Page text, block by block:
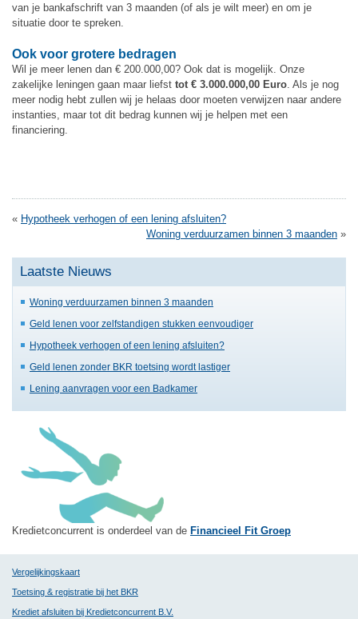
van je bankafschrift van 3 maanden (of als je wilt meer) en om je
situatie door te spreken.
Ook voor grotere bedragen
Wil je meer lenen dan € 200.000,00? Ook dat is mogelijk. Onze
zakelijke leningen gaan maar liefst tot € 3.000.000,00 Euro . Als je nog
meer nodig hebt zullen wij je helaas door moeten verwijzen naar andere
instanties, maar tot dit bedrag kunnen wij je helpen met een
financiering.
« Hypotheek verhogen of een lening afsluiten?
Woning verduurzamen binnen 3 maanden »
Laatste Nieuws
Woning verduurzamen binnen 3 maanden
Geld lenen voor zelfstandigen stukken eenvoudiger
Hypotheek verhogen of een lening afsluiten?
Geld lenen zonder BKR toetsing wordt lastiger
Lening aanvragen voor een Badkamer
Kredietconcurrent is onderdeel van de Financieel Fit Groep
Vergelijkingskaart
Toetsing & registratie bij het BKR
Krediet afsluiten bij Kredietconcurrent B.V.